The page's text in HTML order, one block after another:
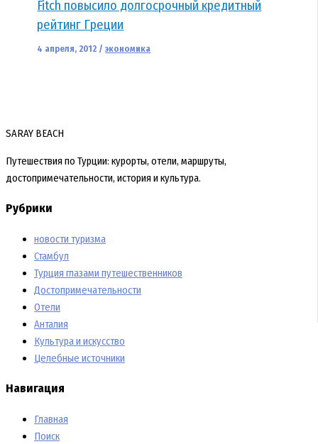
Fitch повысило долгосрочный кредитный
рейтинг Греции
4 апреля, 2012 /экономика
SARAY BEACH
Путешествия по Турции: курорты, отели, маршруты,
достопримечательности, история и культура.
Рубрики
новости туризма
Стамбул
Турция глазами путешественников
Достопримечательности
Отели
Анталия
Культура и искусство
Целебные источники
Навигация
Главная
Поиск